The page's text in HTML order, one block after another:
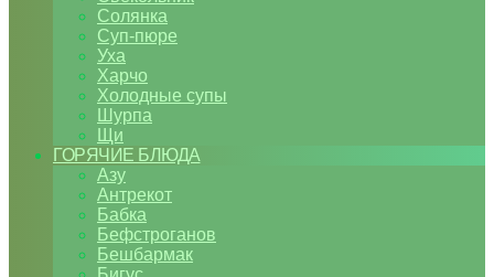
Солянка
Суп-пюре
Уха
Харчо
Холодные супы
Шурпа
Щи
ГОРЯЧИЕ БЛЮДА
Азу
Антрекот
Бабка
Бефстроганов
Бешбармак